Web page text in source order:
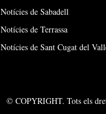
Notícies de Sabadell
Notícies de Terrassa
Notícies de Sant Cugat del
© COPYRIGHT. Tots els